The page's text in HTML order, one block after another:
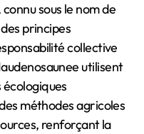
sous le nom de
principes
collective
utilisent
méthodes agricoles
renforçant la